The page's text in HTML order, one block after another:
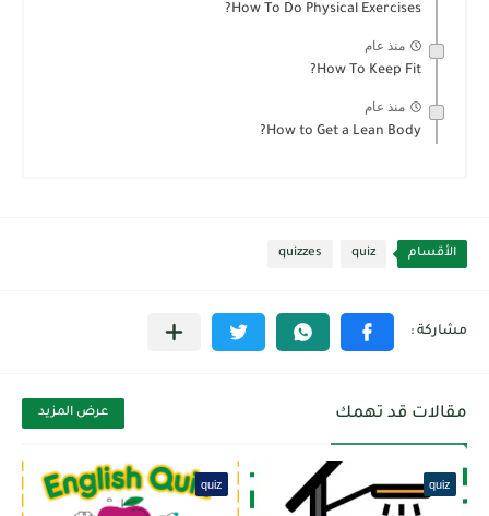
How To Do Physical Exercises?
منذ عام
How To Keep Fit?
منذ عام
How to Get a Lean Body?
الأقسام quiz
quizzes
مقالات قد تهمك عرض المزيد
quiz
quiz